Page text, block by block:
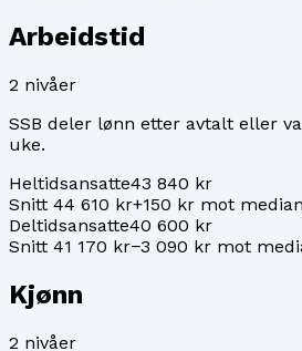
Arbeidstid
2 nivåer
SSB deler lønn etter avtalt eller
uke.
Heltidsansatte43 840 kr
Snitt 44 610 kr+150 kr mot median
Deltidsansatte40 600 kr
Snitt 41 170 kr−3 090 kr mot
Kjønn
2 nivåer